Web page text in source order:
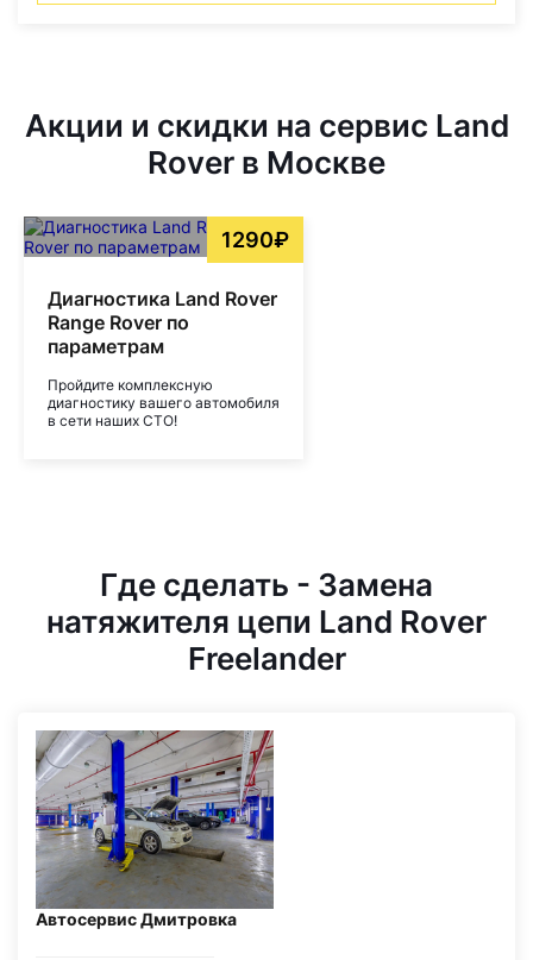
Акции и скидки на сервис Land
Rover в Москве
1290₽
Диагностика Land Rover
Range Rover по
параметрам
Пройдите комплексную
диагностику вашего автомобиля
в сети наших СТО!
Где сделать - Замена
натяжителя цепи Land Rover
Freelander
Автосервис Дмитровка